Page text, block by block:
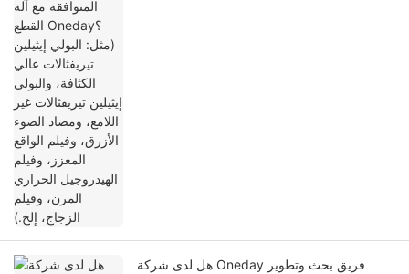
هل لدى شركة Oneday فريق بحث وتطوير